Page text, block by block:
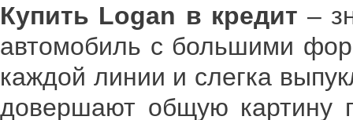
Купить Logan в кредит –
автомобиль с большими
каждой линии и слегка
довершают общую картину